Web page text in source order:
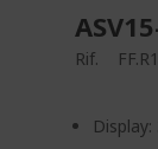
Rif.